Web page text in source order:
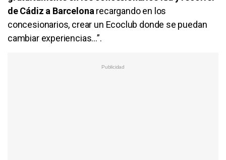
de Cádiz a Barcelona recargando en los
concesionarios, crear un Ecoclub donde se puedan
cambiar experiencias...”.